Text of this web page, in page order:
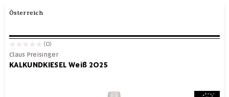
Österreich
(0)
Claus Preisinger
KALKUNDKIESEL Weiß 2025